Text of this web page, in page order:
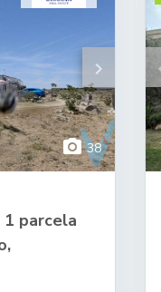
keyboard_arrow_right
photo_camera38
1 parcela